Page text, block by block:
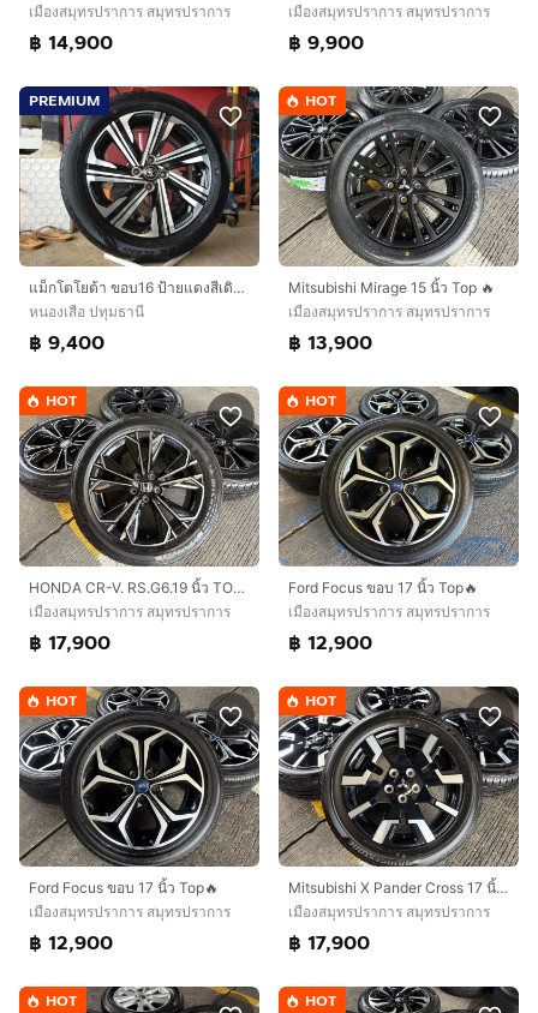
เมืองสมุทรปราการ สมุทรปราการ
฿ 14,900
เมืองสมุทรปราการ สมุทรปราการ
฿ 9,900
PREMIUM
แม็กโตโยต้า ขอบ16 ป้ายแดงสีเดิม พร้อมยางดันลอป 185 60 16 ปี23 ยางมีตุ่มหน้ายางทุกเส้น ใส่ yaris vios
หนองเสือ ปทุมธานี
฿ 9,400
HOT
Mitsubishi Mirage 15 นิ้ว Top 🔥
เมืองสมุทรปราการ สมุทรปราการ
฿ 13,900
HOT
HONDA CR-V. RS.G6.19 นิ้ว TOP🔥
เมืองสมุทรปราการ สมุทรปราการ
฿ 17,900
HOT
Ford Focus ขอบ 17 นิ้ว Top🔥
เมืองสมุทรปราการ สมุทรปราการ
฿ 12,900
HOT
Ford Focus ขอบ 17 นิ้ว Top🔥
เมืองสมุทรปราการ สมุทรปราการ
฿ 12,900
HOT
Mitsubishi X Pander Cross 17 นิ้ว Top🔥
เมืองสมุทรปราการ สมุทรปราการ
฿ 17,900
HOT HOT